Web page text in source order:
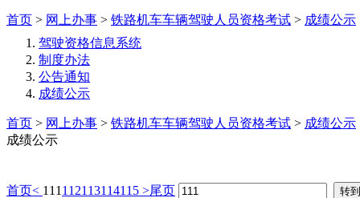
首页 > 网上办事 > 铁路机车车辆驾驶人员资格考试 > 成绩公示
驾驶资格信息系统
制度办法
公告通知
成绩公示
首页 > 网上办事 > 铁路机车车辆驾驶人员资格考试 > 成绩公示
成绩公示
首页< 111 112113114115 >尾页